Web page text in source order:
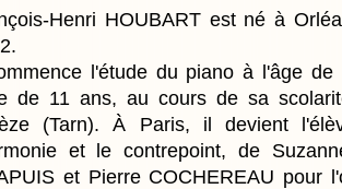
Henri HOUBART est né à
l'étude du piano à l'âge
de 11 ans, au cours de sa
(Tarn). À Paris, il devient
et le contrepoint, de
et Pierre COCHEREAU pour